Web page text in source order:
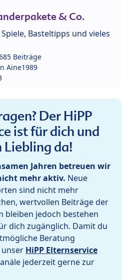
& Co.
Basteltipps und vieles
Beiträge
Aine1989
Der HiPP
ist für dich und
Liebling da!
Jahren betreuen wir
mehr aktiv. Neue
sind nicht mehr
wertvollen Beiträge der
bleiben jedoch bestehen
dich zugänglich. Damit du
Beratung
HiPP Elternservice
jederzeit gerne zur